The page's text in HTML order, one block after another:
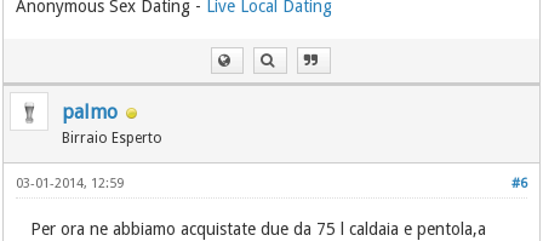
Anonymous Sex Dating - Live Local Dating
palmo
Birraio Esperto
#6
03-01-2014, 12:59
Per ora ne abbiamo acquistate due da 75 l caldaia e pentola,a